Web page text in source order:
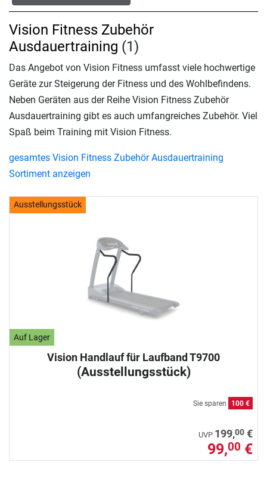
Ausstellungsstück
Auf Lager
Vision Handlauf für Laufband T9700
(Ausstellungsstück)
Sie sparen 100 €
UVP 199,00 €
99,00 €
Vision Fitness Zubehör
Ausdauertraining (1)
Das Angebot von Vision Fitness umfasst viele hochwertige
Geräte zur Steigerung der Fitness und des Wohlbefindens.
Neben Geräten aus der Reihe Vision Fitness Zubehör
Ausdauertraining gibt es auch umfangreiches Zubehör. Viel
Spaß beim Training mit Vision Fitness.
gesamtes Vision Fitness Zubehör Ausdauertraining
Sortiment anzeigen